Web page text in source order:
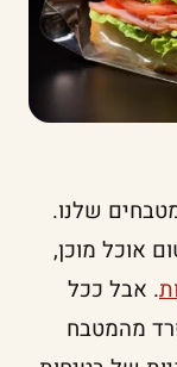
שלנו.
אוכל מוכן,
. אבל ככל
מהמטבח